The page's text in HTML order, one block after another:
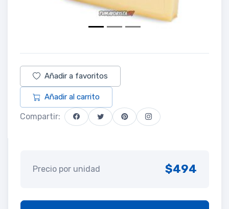
Añadir a favoritos
Añadir al carrito
Compartir:
Precio por unidad $494